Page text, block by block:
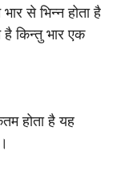
से भिन्न होता है
है किन्तु भार एक
होता है यह